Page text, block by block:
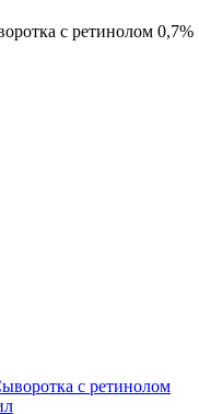
с ретинолом 0,7%